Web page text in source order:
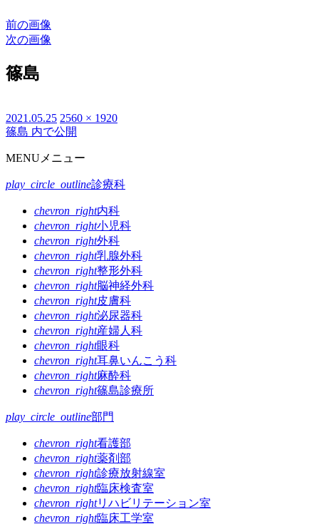
前の画像
次の画像
篠島
投
稿
2021.05.25 フ
ル
イ
2560 × 1920
投
稿
ナ
篠島 内で公開
MENU メニュー
play_circle_outline診療科
chevron_right内科
chevron_right小児科
chevron_right外科
chevron_right乳腺外科
chevron_right整形外科
chevron_right脳神経外科
chevron_right皮膚科
chevron_right泌尿器科
chevron_right産婦人科
chevron_right眼科
chevron_right耳鼻いんこう科
chevron_right麻酔科
chevron_right篠島診療所
play_circle_outline部門
chevron_right看護部
chevron_right薬剤部
chevron_right診療放射線室
chevron_right臨床検査室
chevron_rightリハビリテーション室
chevron_right臨床工学室